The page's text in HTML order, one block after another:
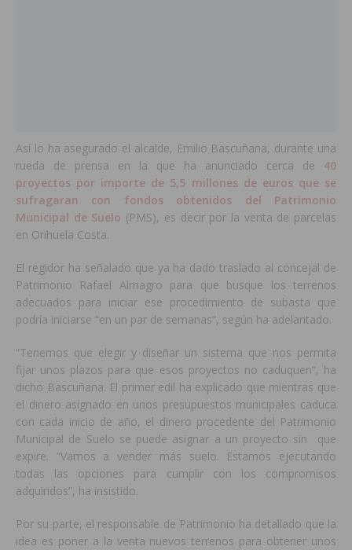
Así lo ha asegurado el alcalde, Emilio Bascuñana, durante una
rueda de prensa en la que ha anunciado cerca de 40
proyectos por importe de 5,5 millones de euros que se
sufragaran con fondos obtenidos del Patrimonio
Municipal de Suelo (PMS), es decir por la venta de parcelas
en Orihuela Costa.
El regidor ha señalado que ya ha dado traslado al concejal de
Patrimonio Rafael Almagro para que busque los terrenos
adecuados para iniciar ese procedimiento de subasta que
podría iniciarse “en un par de semanas”, según ha adelantado.
“Tenemos que elegir y diseñar un sistema que nos permita
fijar unos plazos para que esos proyectos no caduquen”, ha
dicho Bascuñana. El primer edil ha explicado que mientras que
el dinero asignado en unos presupuestos municipales caduca
con cada inicio de año, el dinero procedente del Patrimonio
Municipal de Suelo se puede asignar a un proyecto sin que
expire. “Vamos a vender más suelo. Estamos ejecutando
todas las opciones para cumplir con los compromisos
adquiridos”, ha insistido.
Por su parte, el responsable de Patrimonio ha detallado que la
idea es poner a la venta nuevos terrenos para obtener unos